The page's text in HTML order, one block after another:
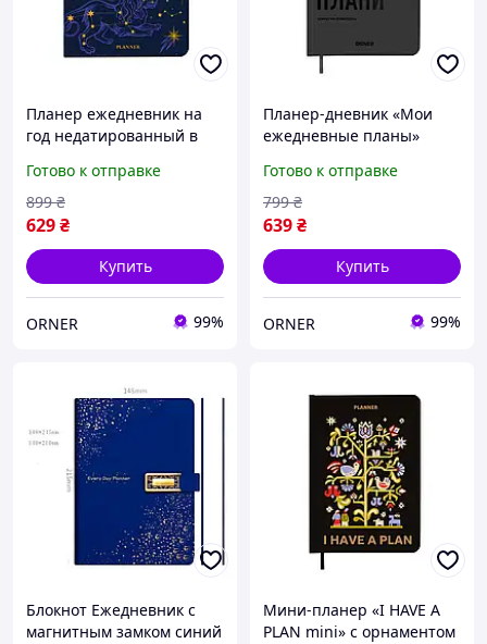
Планер ежедневник на
год недатированный в
HAVE A MAGIC PLAN»
синий 248 стр. / Дневник
для записей
Готово к отправке
629₴
899 ₴
Купить
ORNER 99%
Планер-дневник «Мои
ежедневные планы»
Готово к отправке
639₴
799 ₴
Купить
ORNER 99%
Блокнот Ежедневник с
магнитным замком синий
Мини-планер «I HAVE A
PLAN mini» с орнаментом